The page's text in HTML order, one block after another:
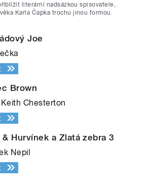
literární nadsázkou spisovatele,
Karla Čapka trochu jinou formou.
Joe
Brown
Chesterton
& Hurvínek a Zlatá zebra 3
Nepil